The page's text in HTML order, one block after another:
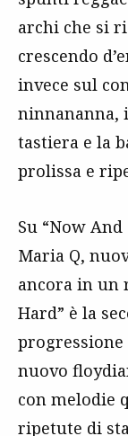
archi che si
crescendo
invece sul
ninnananna,
tastiera e la
prolissa e
Su “Now
Maria Q,
ancora in un
Hard” è la
nuovo
con melodie
ripetute di